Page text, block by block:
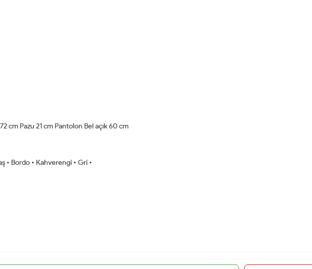
cm Pazu 21 cm Pantolon Bel açık 60 cm
• Bordo • Kahverengi • Gri •